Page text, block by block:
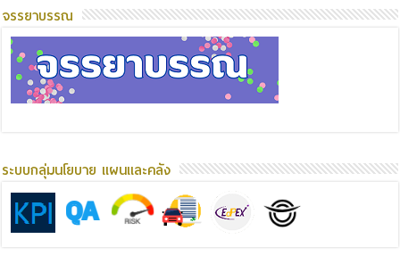
จรรยาบรรณ
ระบบกลุ่มนโยบาย แผนและคลัง